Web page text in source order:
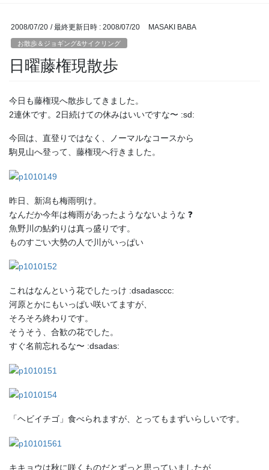
2008/07/20 / 最終更新日時 : 2008/07/20 MASAKI BABA
お散歩＆ジョギング&サイクリング
日曜藤権現散歩
今日も藤権現へ散歩してきました。
2連休です。2日続けての休みはいいですな〜 :sd:
今回は、直登りではなく、ノーマルなコースから
駒見山へ登って、藤権現へ行きました。
昨日、新潟も梅雨明け。
なんだか今年は梅雨があったようなないような ❓
魚野川の鮎釣りは真っ盛りです。
ものすごい大勢の人で川がいっぱい
これはなんという花でしたっけ :dsadasccc:
河原とかにもいっぱい咲いてますが、
そろそろ終わりです。
そうそう、合歓の花でした。
すぐ名前忘れるな〜 :dsadas:
「ヘビイチゴ」食べられますが、とってもまずいらしいです。
キキョウは秋に咲くものだとずっと思っていましたが